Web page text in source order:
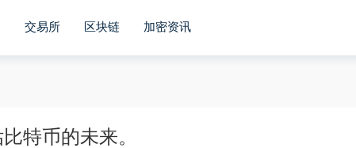
交易所 区块链 加密资讯
特币的未来。